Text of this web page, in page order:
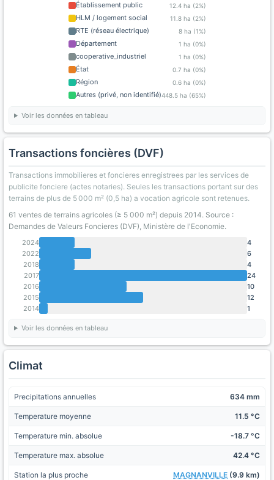
Établissement public 12.4 ha (2%)
HLM / logement social 11.8 ha (2%)
RTE (réseau électrique) 8 ha (1%)
Département 1 ha (0%)
cooperative_industriel 1 ha (0%)
État 0.7 ha (0%)
Région 0.6 ha (0%)
Autres (privé, non identifié)448.5 ha (65%)
Voir les données en tableau
Transactions foncières (DVF)
Transactions immobilieres et foncieres enregistrees par les services de
publicite fonciere (actes notaries). Seules les transactions portant sur des
terrains de plus de 5 000 m² (0,5 ha) a vocation agricole sont retenues.
61 ventes de terrains agricoles (≥ 5 000 m²) depuis 2014. Source :
Demandes de Valeurs Foncieres (DVF), Ministère de l'Economie.
2024
4
2022
6
2018
4
2017
24
2016
10
2015
12
2014
1
Voir les données en tableau
Climat
Precipitations annuelles 634 mm
Temperature moyenne 11.5 °C
Temperature min. absolue -18.7 °C
Temperature max. absolue 42.4 °C
Station la plus proche MAGNANVILLE (9.9 km)